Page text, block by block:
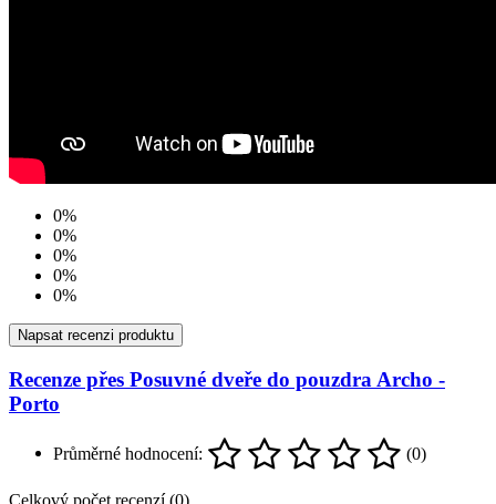
0%
0%
0%
0%
0%
Napsat recenzi produktu
Recenze přes Posuvné dveře do pouzdra Archo -
Porto
Průměrné hodnocení: (0)
Celkový počet recenzí (0)